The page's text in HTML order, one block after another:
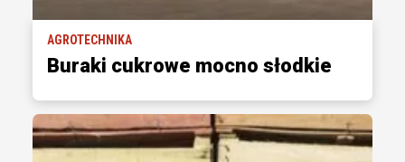
AGROTECHNIKA
Buraki cukrowe mocno słodkie